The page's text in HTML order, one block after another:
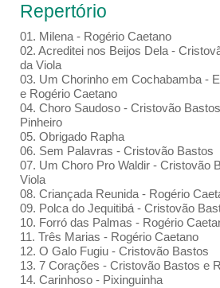
Repertório
01. Milena - Rogério Caetano
02. Acreditei nos Beijos Dela -
da Viola
03. Um Chorinho em Cochabamba -
e Rogério Caetano
04. Choro Saudoso - Cristovão
Pinheiro
05. Obrigado Rapha
06. Sem Palavras - Cristovão Bastos
07. Um Choro Pro Waldir - Cristovão
Viola
08. Criançada Reunida - Rogério
09. Polca do Jequitibá - Cristovão
10. Forró das Palmas - Rogério
11. Três Marias - Rogério Caetano
12. O Galo Fugiu - Cristovão Bastos
13. 7 Corações - Cristovão Bastos e
14. Carinhoso - Pixinguinha